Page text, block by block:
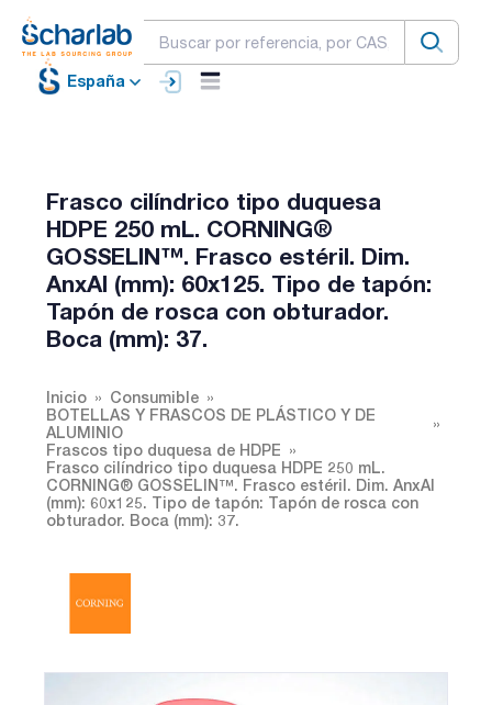
España
Frasco cilíndrico tipo duquesa
HDPE 250 mL. CORNING®
GOSSELIN™. Frasco estéril. Dim.
AnxAl (mm): 60x125. Tipo de tapón:
Tapón de rosca con obturador.
Boca (mm): 37.
Inicio
Consumible
BOTELLAS Y FRASCOS DE PLÁSTICO Y DE
ALUMINIO
Frascos tipo duquesa de HDPE
Frasco cilíndrico tipo duquesa HDPE 250 mL.
CORNING® GOSSELIN™. Frasco estéril. Dim. AnxAl
(mm): 60x125. Tipo de tapón: Tapón de rosca con
obturador. Boca (mm): 37.